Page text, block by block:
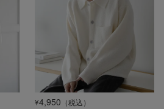
¥4,950 （税込）